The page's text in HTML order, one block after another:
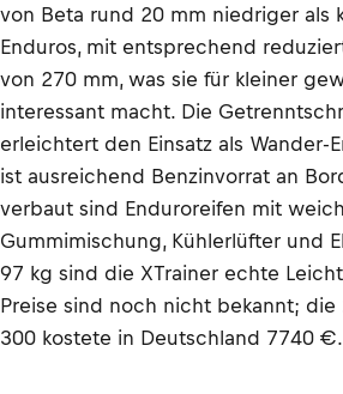
von Beta rund 20 mm niedriger als
Enduros, mit entsprechend
von 270 mm, was sie für kleiner
interessant macht. Die
erleichtert den Einsatz als Wander-
ist ausreichend Benzinvorrat an
verbaut sind Enduroreifen mit
Gummimischung, Kühlerlüfter und
97 kg sind die XTrainer echte
Preise sind noch nicht bekannt; die
300 kostete in Deutschland 7740 €.